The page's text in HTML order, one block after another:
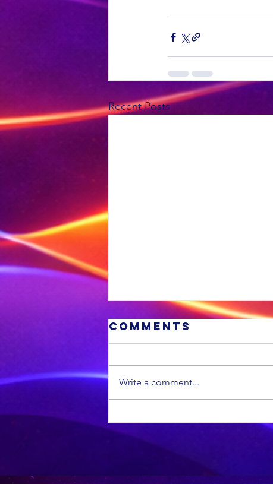
Recent Posts
‘n Winburg-man
samel geld in
om water aan
te voorsien
Comments
Write a comment...